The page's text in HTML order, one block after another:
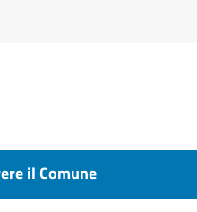
il Comune